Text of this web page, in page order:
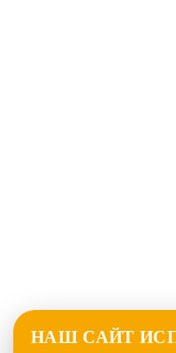
НАШ САЙТ